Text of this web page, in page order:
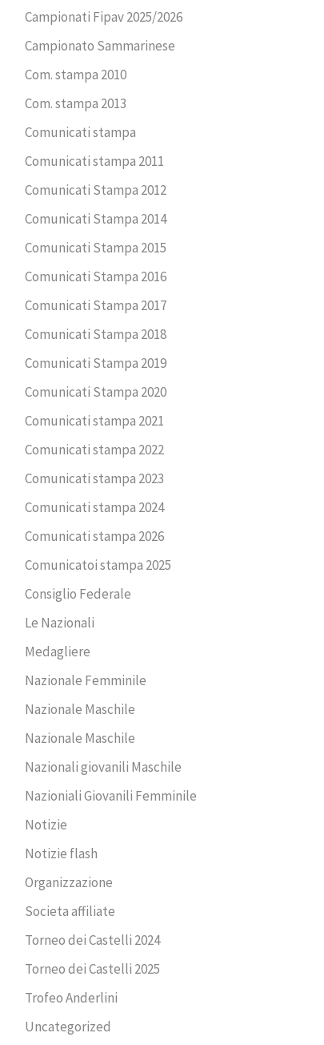
Campionati Fipav 2025/2026
Campionato Sammarinese
Com. stampa 2010
Com. stampa 2013
Comunicati stampa
Comunicati stampa 2011
Comunicati Stampa 2012
Comunicati Stampa 2014
Comunicati Stampa 2015
Comunicati Stampa 2016
Comunicati Stampa 2017
Comunicati Stampa 2018
Comunicati Stampa 2019
Comunicati Stampa 2020
Comunicati stampa 2021
Comunicati stampa 2022
Comunicati stampa 2023
Comunicati stampa 2024
Comunicati stampa 2026
Comunicatoi stampa 2025
Consiglio Federale
Le Nazionali
Medagliere
Nazionale Femminile
Nazionale Maschile
Nazionale Maschile
Nazionali giovanili Maschile
Nazioniali Giovanili Femminile
Notizie
Notizie flash
Organizzazione
Societa affiliate
Torneo dei Castelli 2024
Torneo dei Castelli 2025
Trofeo Anderlini
Uncategorized